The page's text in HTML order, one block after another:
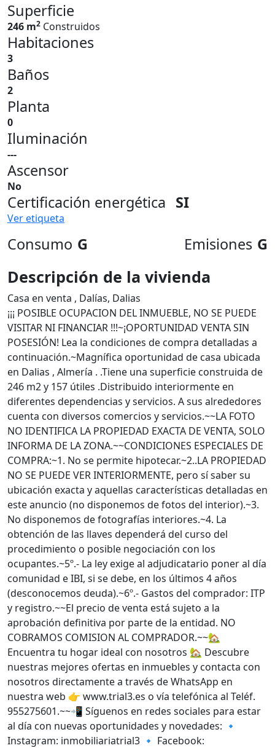
Superficie
246 m2 Construidos
Habitaciones
3
Baños
2
Planta
0
Iluminación
---
Ascensor
No
Certificación energética SI
Ver etiqueta
Consumo G Emisiones G
Descripción de la vivienda
Casa en venta , Dalías, Dalias
¡¡¡ POSIBLE OCUPACION DEL INMUEBLE, NO SE PUEDE
VISITAR NI FINANCIAR !!!~¡OPORTUNIDAD VENTA SIN
POSESIÓN! Lea la condiciones de compra detalladas a
continuación.~Magnífica oportunidad de casa ubicada
en Dalias , Almería . .Tiene una superficie construida de
246 m2 y 157 útiles .Distribuido interiormente en
diferentes dependencias y servicios. A sus alrededores
cuenta con diversos comercios y servicios.~~LA FOTO
NO IDENTIFICA LA PROPIEDAD EXACTA DE VENTA, SOLO
INFORMA DE LA ZONA.~~CONDICIONES ESPECIALES DE
COMPRA:~1. No se permite hipotecar.~2..LA PROPIEDAD
NO SE PUEDE VER INTERIORMENTE, pero sí saber su
ubicación exacta y aquellas características detalladas en
este anuncio (no disponemos de fotos del interior).~3.
No disponemos de fotografías interiores.~4. La
obtención de las llaves dependerá del curso del
procedimiento o posible negociación con los
ocupantes.~5º.- La ley exige al adjudicatario poner al día
comunidad e IBI, si se debe, en los últimos 4 años
(desconocemos deuda).~6º.- Gastos del comprador: ITP
y registro.~~El precio de venta está sujeto a la
aprobación definitiva por parte de la entidad. NO
COBRAMOS COMISION AL COMPRADOR.~~🏡
Encuentra tu hogar ideal con nosotros 🏡 Descubre
nuestras mejores ofertas en inmuebles y contacta con
nosotros directamente a través de WhatsApp en
nuestra web 👉 www.trial3.es o vía telefónica al Teléf.
955275601.~~📲 Síguenos en redes sociales para estar
al día con nuevas oportunidades y novedades: 🔹
Instagram: inmobiliariatrial3 🔹 Facebook: